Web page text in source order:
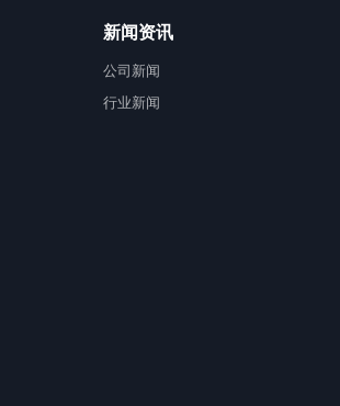
新闻资讯
公司新闻
行业新闻